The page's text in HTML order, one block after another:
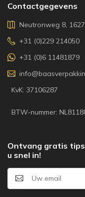
Contactgegevens
Neutronweg 8,
+31 (0)229 214050
+31 (0)6 11481879
KvK: 37106287
BTW-nummer:
Ontvang gratis
u snel in!